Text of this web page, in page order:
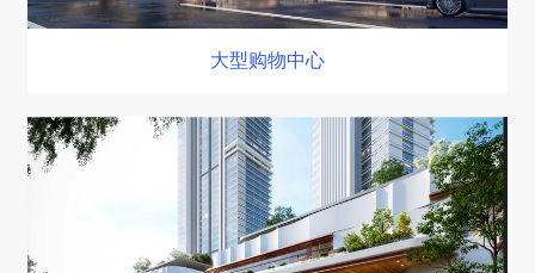
大型购物中心